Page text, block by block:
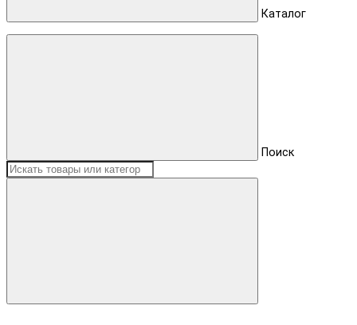
Каталог
Поиск